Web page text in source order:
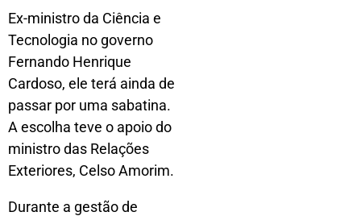
Ex-ministro da Ciência e
Tecnologia no governo
Fernando Henrique
Cardoso, ele terá ainda de
passar por uma sabatina.
A escolha teve o apoio do
ministro das Relações
Exteriores, Celso Amorim.
Durante a gestão de